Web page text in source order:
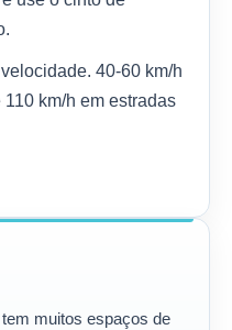
40-60 km/h
km/h em estradas
muitos espaços de